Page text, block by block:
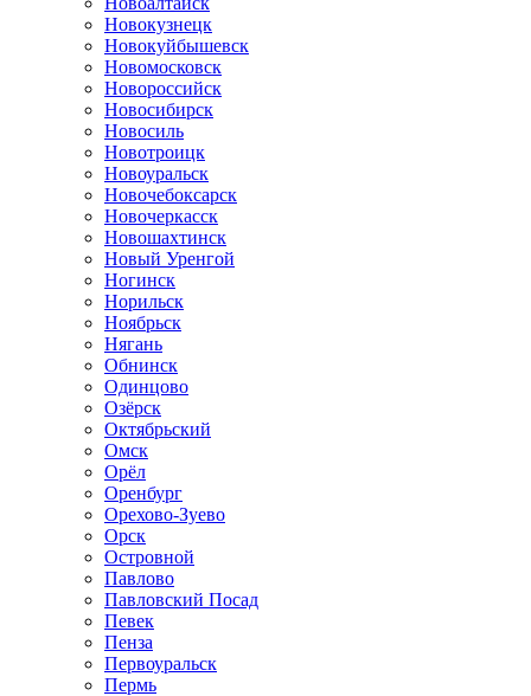
Новокузнецк
Новокуйбышевск
Новомосковск
Новороссийск
Новосибирск
Новосиль
Новотроицк
Новоуральск
Новочебоксарск
Новочеркасск
Новошахтинск
Новый Уренгой
Ногинск
Норильск
Ноябрьск
Нягань
Обнинск
Одинцово
Озёрск
Октябрьский
Омск
Орёл
Оренбург
Орехово-Зуево
Орск
Островной
Павлово
Павловский Посад
Певек
Пенза
Первоуральск
Пермь